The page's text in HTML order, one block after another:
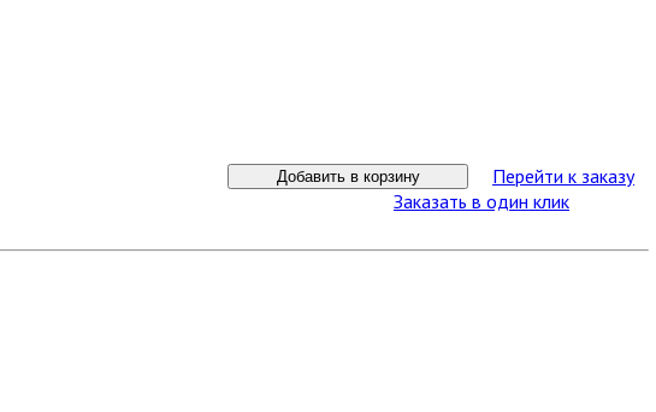
Добавить в корзину
Перейти к заказу
Заказать в один клик